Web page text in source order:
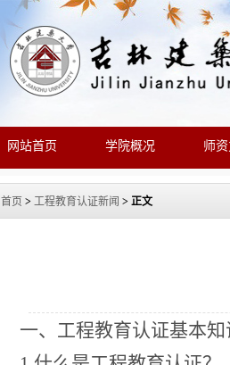
网站首页 学院概况 师
首页 > 工程教育认证新闻 > 正文
一、工程教育认证基本知